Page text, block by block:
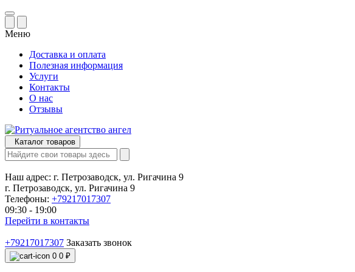
Меню
Доставка и оплата
Полезная информация
Услуги
Контакты
О нас
Отзывы
Каталог товаров
Наш адрес: г. Петрозаводск, ул. Ригачина 9
г. Петрозаводск, ул. Ригачина 9
Телефоны: +79217017307
09:30 - 19:00
Перейти в контакты
+79217017307 Заказать звонок
0 0 ₽